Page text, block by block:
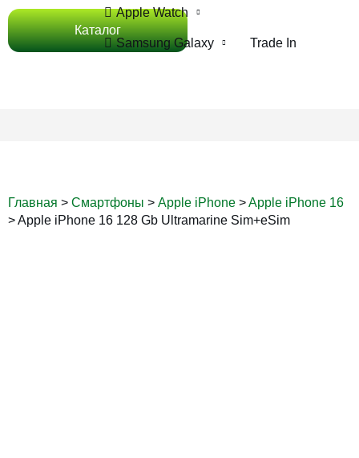
Каталог
Apple Watch
Samsung Galaxy Trade In
Главная > Смартфоны > Apple iPhone >Apple iPhone 16
>Apple iPhone 16 128 Gb Ultramarine Sim+eSim